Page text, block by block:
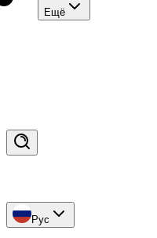
Eщё
Рус